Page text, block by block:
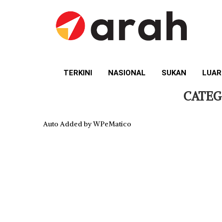
TERKINI NASIONAL SUKAN
Auto Added by WPeMatico